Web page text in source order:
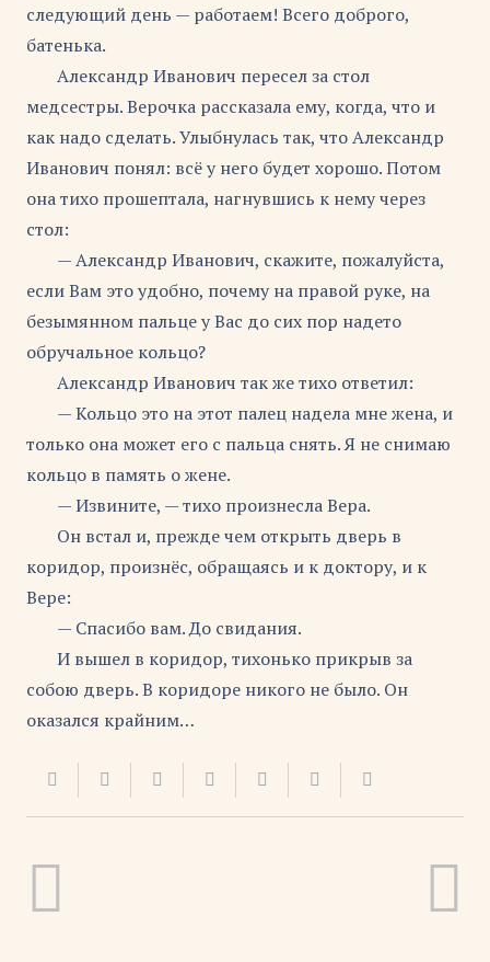
следующий день — работаем! Всего доброго,
батенька.
Александр Иванович пересел за стол
медсестры. Верочка рассказала ему, когда, что и
как надо сделать. Улыбнулась так, что Александр
Иванович понял: всё у него будет хорошо. Потом
она тихо прошептала, нагнувшись к нему через
стол:
— Александр Иванович, скажите, пожалуйста,
если Вам это удобно, почему на правой руке, на
безымянном пальце у Вас до сих пор надето
обручальное кольцо?
Александр Иванович так же тихо ответил:
— Кольцо это на этот палец надела мне жена, и
только она может его с пальца снять. Я не снимаю
кольцо в память о жене.
— Извините, — тихо произнесла Вера.
Он встал и, прежде чем открыть дверь в
коридор, произнёс, обращаясь и к доктору, и к
Вере:
— Спасибо вам. До свидания.
И вышел в коридор, тихонько прикрыв за
собою дверь. В коридоре никого не было. Он
оказался крайним…